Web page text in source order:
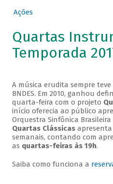
Ações
Quartas
Temporada
A música erudita sempre
BNDES. Em 2010, ganhou
quarta-feira com o projeto
início oferecia ao público
Orquestra Sinfônica
Quartas Clássicasapresenta
semanais, contando com
as quartas-feiras às 19h.
Saiba como funciona a